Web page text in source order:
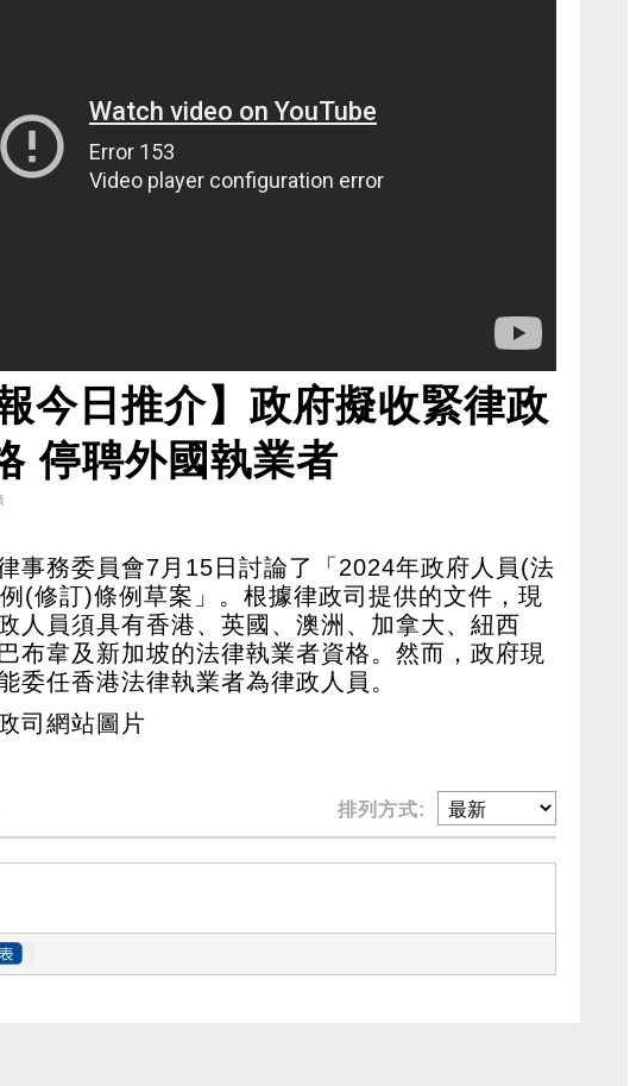
今日推介】政府擬收緊律政
停聘外國執業者
事務委員會7月15日討論了「2024年政府人員(法
(修訂)條例草案」。根據律政司提供的文件，現
人員須具有香港、英國、澳洲、加拿大、紐西
布韋及新加坡的法律執業者資格。然而，政府現
委任香港法律執業者為律政人員。
司網站圖片
排列方式: